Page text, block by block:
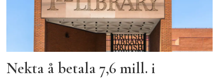
Nekta å betala 7,6 mill. i